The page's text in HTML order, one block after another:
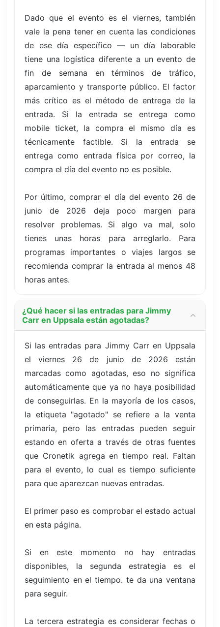
Dado que el evento es el viernes, también
vale la pena tener en cuenta las condiciones
de ese día específico — un día laborable
tiene una logística diferente a un evento de
fin de semana en términos de tráfico,
aparcamiento y transporte público. El factor
más crítico es el método de entrega de la
entrada. Si la entrada se entrega como
mobile ticket, la compra el mismo día es
técnicamente factible. Si la entrada se
entrega como entrada física por correo, la
compra el día del evento no es posible.
Por último, comprar el día del evento 26 de
junio de 2026 deja poco margen para
resolver problemas. Si algo va mal, solo
tienes unas horas para arreglarlo. Para
programas importantes o viajes largos se
recomienda comprar la entrada al menos 48
horas antes.
¿Qué hacer si las entradas para Jimmy
Carr en Uppsala están agotadas?
Si las entradas para Jimmy Carr en Uppsala
el viernes 26 de junio de 2026 están
marcadas como agotadas, eso no significa
automáticamente que ya no haya posibilidad
de conseguirlas. En la mayoría de los casos,
la etiqueta "agotado" se refiere a la venta
primaria, pero las entradas pueden seguir
estando en oferta a través de otras fuentes
que Cronetik agrega en tiempo real. Faltan
para el evento, lo cual es tiempo suficiente
para que aparezcan nuevas entradas.
El primer paso es comprobar el estado actual
en esta página.
Si en este momento no hay entradas
disponibles, la segunda estrategia es el
seguimiento en el tiempo. te da una ventana
para seguir.
La tercera estrategia es considerar fechas o